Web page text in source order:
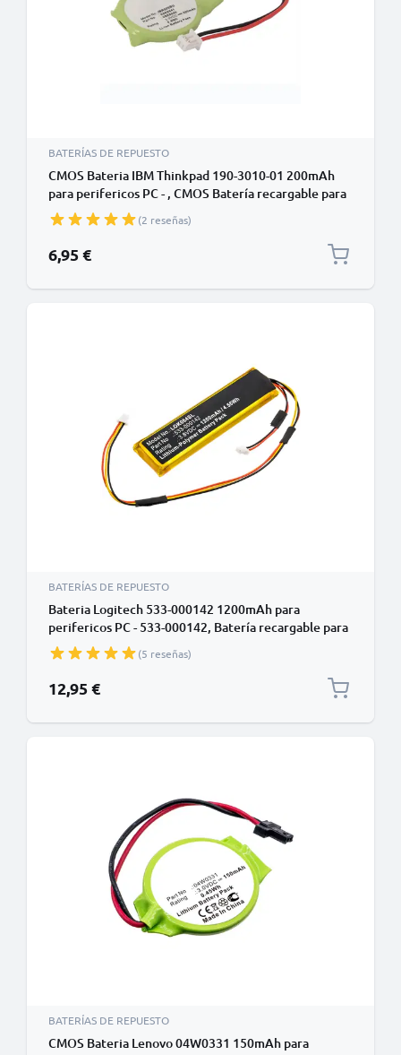
BATERÍAS DE REPUESTO
CMOS Bateria IBM Thinkpad 190-3010-01 200mAh
para perifericos PC - , CMOS Batería recargable para
IBM Thinkpad A20 / A30 / R40 / R61 / T60 / X400
(2 reseñas)
6,95 €
BATERÍAS DE REPUESTO
Bateria Logitech 533-000142 1200mAh para
perifericos PC - 533-000142, Batería recargable para
Logitech Craft / Y-R0064
(5 reseñas)
12,95 €
BATERÍAS DE REPUESTO
CMOS Bateria Lenovo 04W0331 150mAh para